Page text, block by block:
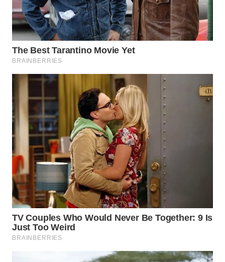
WN
TEBING
TINGGI
PAKPAK
WN
KARAWANG
WN
BEKASI
WN
BOGOR
WN
DEPOK